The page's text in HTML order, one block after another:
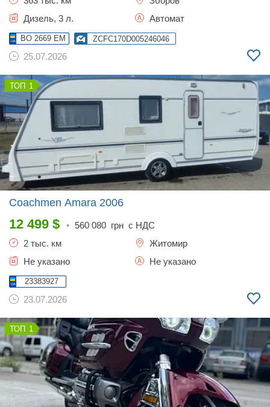
Дизель, 3 л.
Автомат
BO 2669 EM ZCFC170D005246046
25.07.2026
1
Coachmen Amara 2006
12 499 $ • 560 080 грн с НДС
2 тыс. км
Житомир
Не указано
Не указано
23383927
23.07.2026
1